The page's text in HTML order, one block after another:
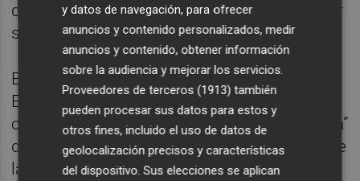
de este texto, el departamento de Campanar
siguió adelante con la convocatoria.
El actual portavoz de la Mesa por la
Educación en Libertad, Vicente Morro
criticaba el jueves “la intencionalidad política”
de la Conselleria en la nueva convocatoria de
las Eramus+.“Claramente se reducen los
y datos de navegación, para ofrecer
anuncios y contenido personalizados, medir
anuncios y contenido, obtener información
sobre la audiencia y mejorar los servicios.
Proveedores de terceros (1913) también
pueden procesar sus datos para estos y
otros fines, incluido el uso de datos de
geolocalización precisos y características
del dispositivo. Sus elecciones se aplican